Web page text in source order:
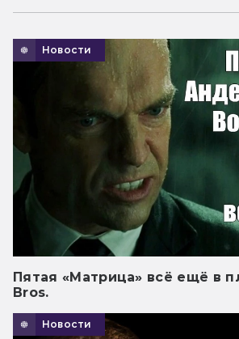
Новости
Пятая «Матрица» всё ещё в
Bros.
Новости